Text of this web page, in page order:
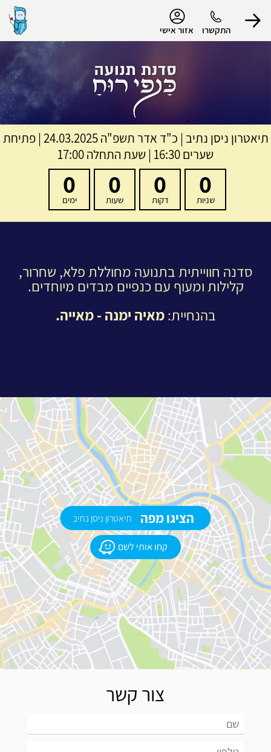
התקשרו אזור אישי
הפרופיל שלי
התנתק
תיאטרון ניסן נתיב | כ"ד אדר תשפ"ה
24.03.2025 | פתיחת
שערים 16:30 | שעת התחלה 17:00
0
שניות
0
דקות
0
שעות
0
ימים
סדנה חווייתית בתנועה מחוללת פלא, שחרור,
קלילות ומעוף עם כנפיים מבדים מיוחדים.
בהנחיית:מאיה ימנה - מאייה.
קחו אותי לשם
הציגו מפה תיאטרון ניסן נתיב
צור קשר